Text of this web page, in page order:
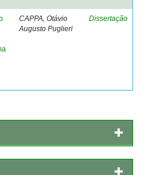
CAPPA, Otávio
Augusto Puglieri
Dissertação